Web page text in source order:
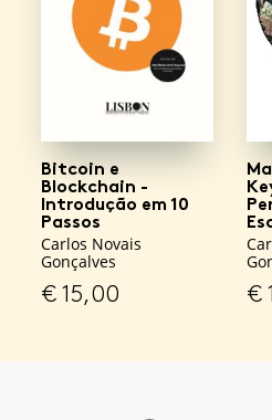
Bitcoin e
Blockchain -
Introdução em 10
Passos
Carlos Novais
Gonçalves
€15,00 €